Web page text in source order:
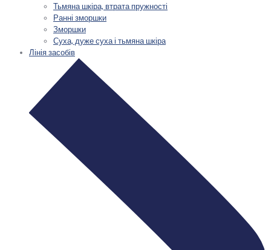
Тьмяна шкіра, втрата пружності
Ранні зморшки
Зморшки
Суха, дуже суха і тьмяна шкіра
Лінія засобів